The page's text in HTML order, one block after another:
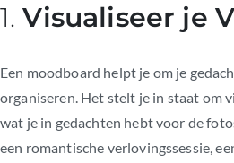
1.Visualiseer je
Een moodboard helpt je om je
organiseren. Het stelt je in staat om
wat je in gedachten hebt voor de
een romantische verlovingssessie,